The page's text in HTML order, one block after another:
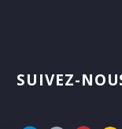
SUIVEZ-